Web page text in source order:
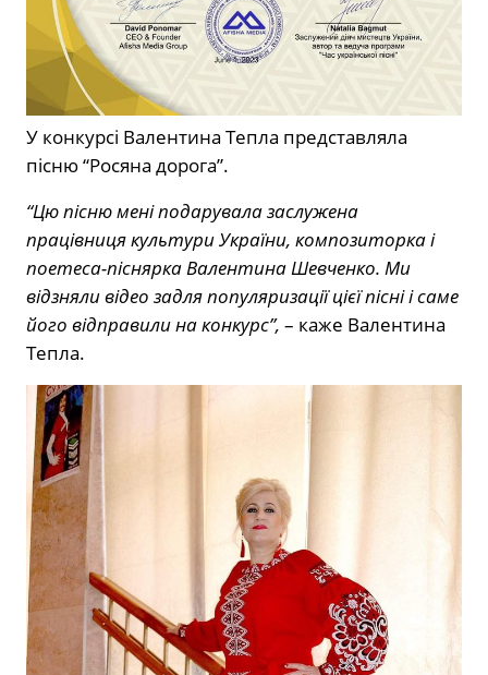
У конкурсі Валентина Тепла представляла
пісню “Росяна дорога”.
“Цю пісню мені подарувала заслужена
працівниця культури України, композиторка і
поетеса-піснярка Валентина Шевченко. Ми
відзняли відео задля популяризації цієї пісні і саме
його відправили на конкурс”, – каже Валентина
Тепла.